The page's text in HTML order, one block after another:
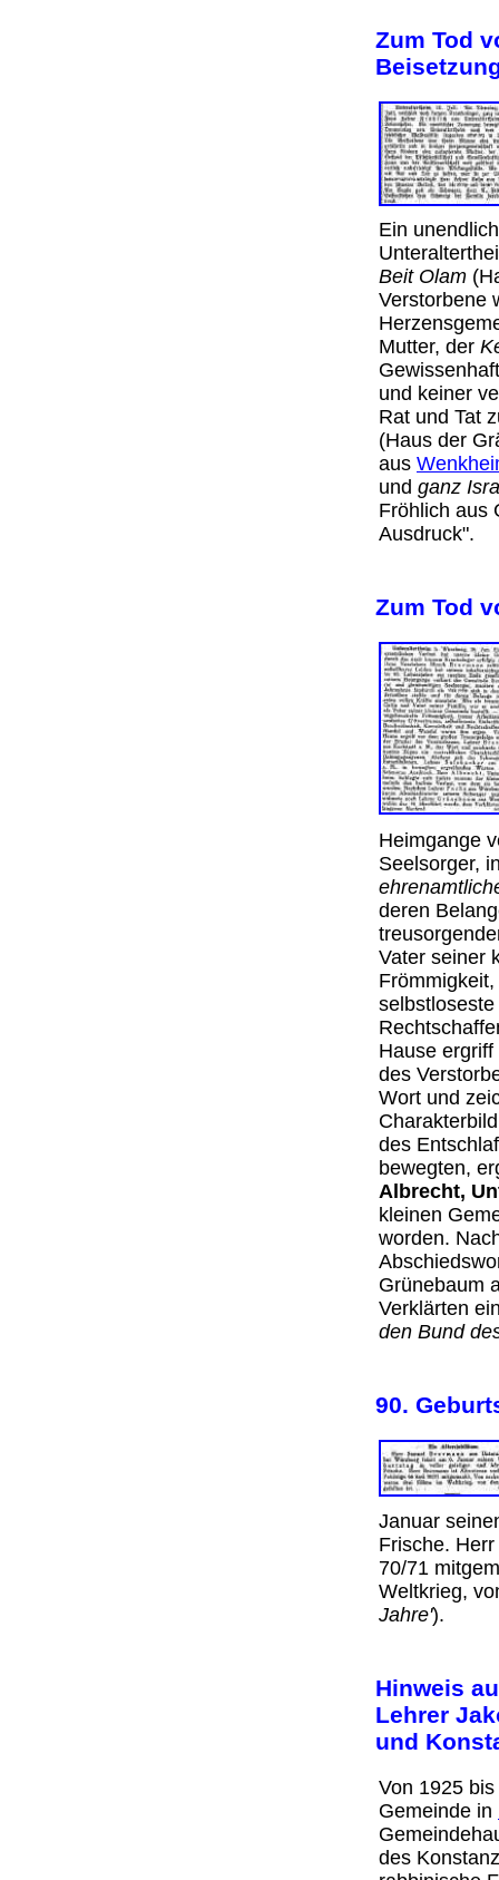
Zum Tod
Ein
Beit Olam
Verstorbene
Mutter, der
und keiner
Rat und Tat
(Haus der
aus
und ganz
Fröhlich aus
Ausdruck".
Zum Tod
Heimgange
Seelsorger,
deren
Vater seiner
Hause
des
Wort und
des
bewegten,
Albrecht,
kleinen
worden.
Grünebaum
Verklärten
den Bund
90.
Januar
Frische.
70/71
Weltkrieg,
Jahre').
Hinweis
Lehrer
und
Von 1925
Gemeinde in
des